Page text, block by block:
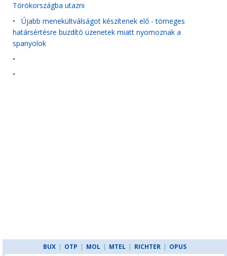
Törökországba utazni
• Újabb menekültválságot készítenek elő - tömeges
határsértésre buzdító üzenetek miatt nyomoznak a
spanyolok
•
•
BUX | OTP | MOL | MTEL | RICHTER | OPUS